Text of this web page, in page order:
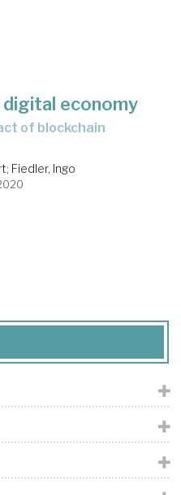
digital economy
; Fiedler, Ingo